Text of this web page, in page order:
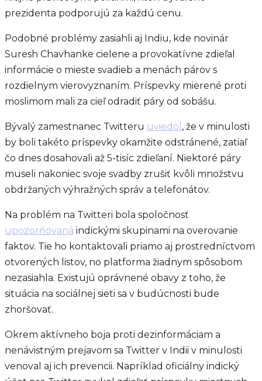
prezidenta podporujú za každú cenu.
Podobné problémy zasiahli aj Indiu, kde novinár
Suresh Chavhanke cielene a provokatívne zdieľal
informácie o mieste svadieb a menách párov s
rozdielnym vierovyznaním. Príspevky mierené proti
moslimom mali za cieľ odradiť páry od sobášu.
Bývalý zamestnanec Twitteru uviedol , že v minulosti
by boli takéto príspevky okamžite odstránené, zatiaľ
čo dnes dosahovali až 5-tisíc zdieľaní. Niektoré páry
museli nakoniec svoje svadby zrušiť kvôli množstvu
obdržaných výhražných správ a telefonátov.
Na problém na Twitteri bola spoločnosť
upozorňovaná indickými skupinami na overovanie
faktov. Tie ho kontaktovali priamo aj prostredníctvom
otvorených listov, no platforma žiadnym spôsobom
nezasiahla. Existujú oprávnené obavy z toho, že
situácia na sociálnej sieti sa v budúcnosti bude
zhoršovať.
Okrem aktívneho boja proti dezinformáciam a
nenávistným prejavom sa Twitter v Indii v minulosti
venoval aj ich prevencii. Napríklad oficiálny indický